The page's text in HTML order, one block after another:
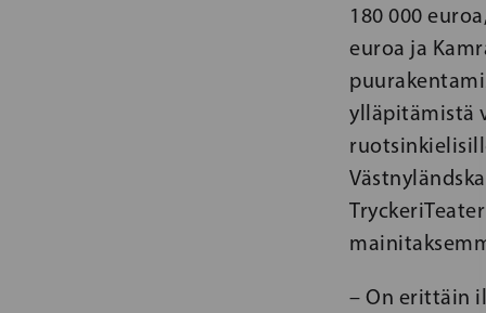
180 000
euroa ja
ylläpitämistä
– On erittäin